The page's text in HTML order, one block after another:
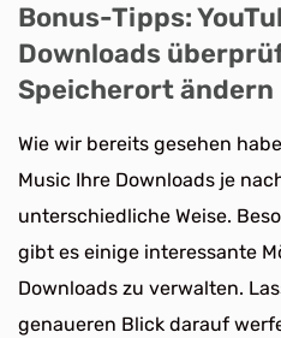
Bonus-Tipps:
Downloads
Speicherort ändern
Wie wir bereits gesehen
Music Ihre Downloads je
unterschiedliche Weise.
gibt es einige interessante
Downloads zu verwalten.
genaueren Blick darauf